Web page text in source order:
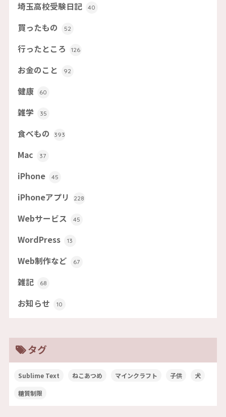
埼玉高校受験日記 40
買ったもの 52
行ったところ 126
お金のこと 92
健康 60
雑学 35
食べもの 393
Mac 37
iPhone 45
iPhoneアプリ 228
Webサービス 45
WordPress 13
Web制作など 67
雑記 68
お知らせ 10
タグ
Sublime Text ねこあつめ マインクラフト 子供 犬
糖質制限